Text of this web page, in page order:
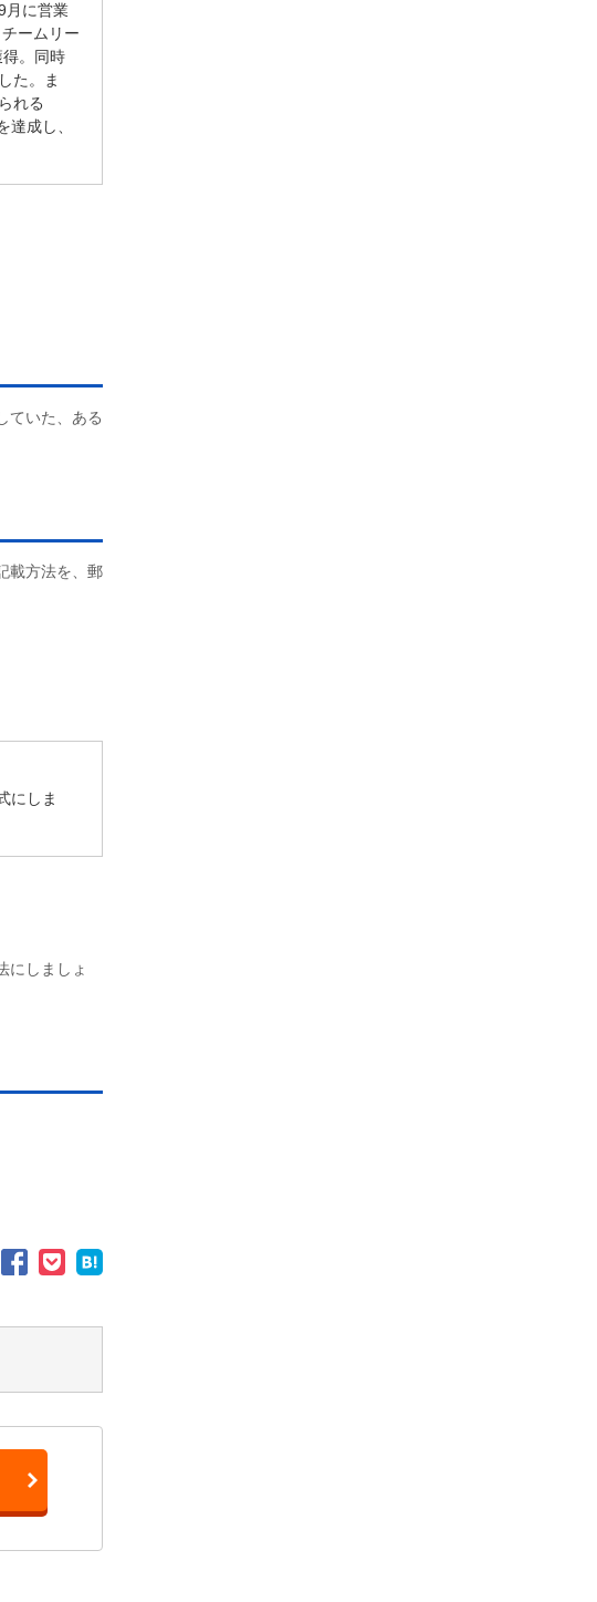
月に営業
ームリー
。同時
た。ま
れる
成し、
ていた、ある
載方法を、郵
にしま
にしましょ